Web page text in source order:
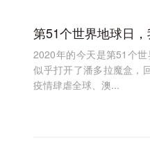
第51个世界地球日，
2020年的今天是第51个
似乎打开了潘多拉魔盒，
疫情肆虐全球、澳...